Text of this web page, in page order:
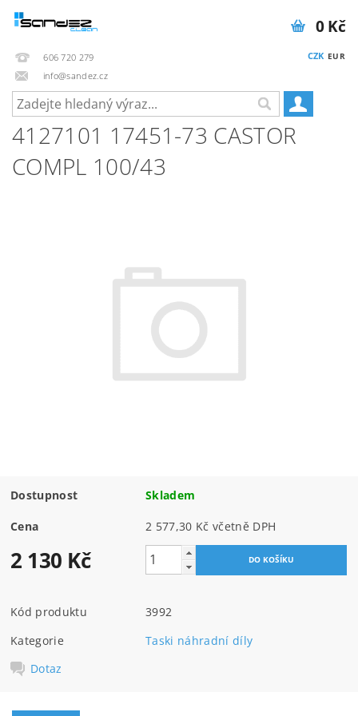
606 720 279
info@sandez.cz
CZK EUR
0 Kč
4127101 17451-73 CASTOR
COMPL 100/43
Dostupnost Skladem
Cena 2 577,30 Kč včetně DPH
2 130 Kč
Kód produktu
3992
Kategorie
Taski náhradní díly
Dotaz